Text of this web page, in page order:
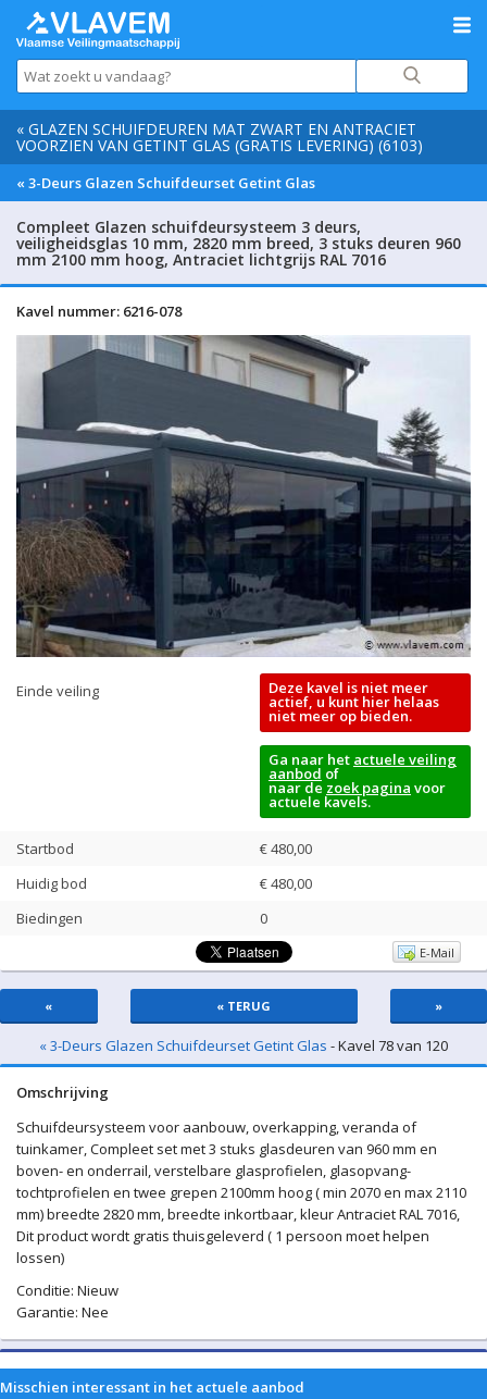
« GLAZEN SCHUIFDEUREN MAT ZWART EN ANTRACIET
VOORZIEN VAN GETINT GLAS (GRATIS LEVERING) (6103)
« 3-Deurs Glazen Schuifdeurset Getint Glas
Compleet Glazen schuifdeursysteem 3 deurs,
veiligheidsglas 10 mm, 2820 mm breed, 3 stuks deuren 960
mm 2100 mm hoog, Antraciet lichtgrijs RAL 7016
Kavel nummer: 6216-078
Einde veiling Deze kavel is niet meer
actief, u kunt hier helaas
niet meer op bieden.
Ga naar het actuele veiling
aanbod of
naar de zoek pagina voor
actuele kavels.
Startbod
€ 480,00
Huidig bod
€480,00
Biedingen
0
E-Mail
« « TERUG »
« 3-Deurs Glazen Schuifdeurset Getint Glas - Kavel 78 van 120
Omschrijving
Schuifdeursysteem voor aanbouw, overkapping, veranda of
tuinkamer, Compleet set met 3 stuks glasdeuren van 960 mm en
boven- en onderrail, verstelbare glasprofielen, glasopvang-
tochtprofielen en twee grepen 2100mm hoog ( min 2070 en max 2110
mm) breedte 2820 mm, breedte inkortbaar, kleur Antraciet RAL 7016,
Dit product wordt gratis thuisgeleverd ( 1 persoon moet helpen
lossen)
Conditie: Nieuw
Garantie: Nee
Misschien interessant in het actuele aanbod